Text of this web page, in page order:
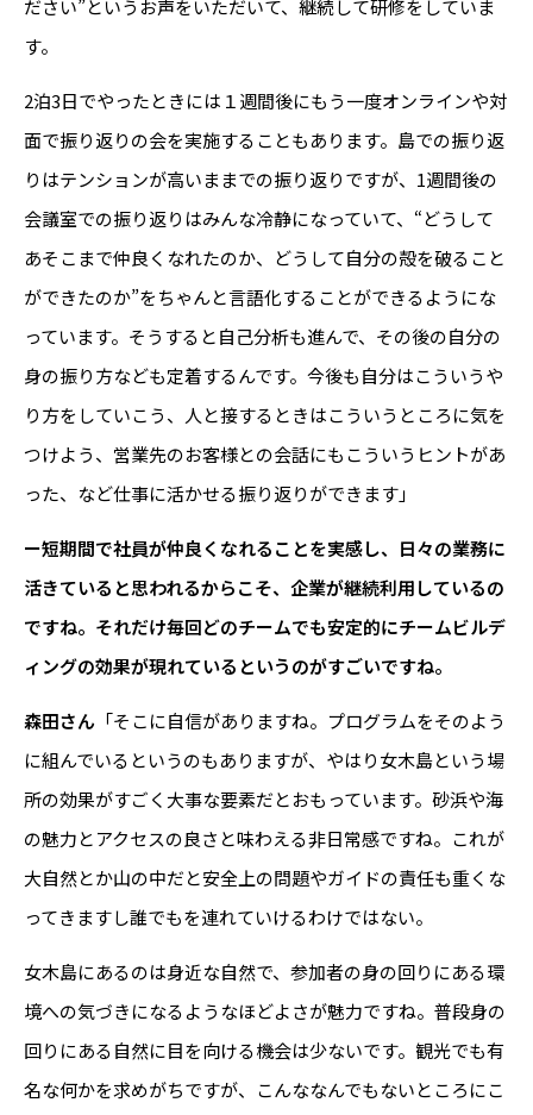
ださい”というお声をいただいて、継続して研修をしていま
す。
2泊3日でやったときには１週間後にもう一度オンラインや対
面で振り返りの会を実施することもあります。島での振り返
りはテンションが高いままでの振り返りですが、1週間後の
会議室での振り返りはみんな冷静になっていて、“どうして
あそこまで仲良くなれたのか、どうして自分の殻を破ること
ができたのか”をちゃんと言語化することができるようにな
っています。そうすると自己分析も進んで、その後の自分の
身の振り方なども定着するんです。今後も自分はこういうや
り方をしていこう、人と接するときはこういうところに気を
つけよう、営業先のお客様との会話にもこういうヒントがあ
った、など仕事に活かせる振り返りができます」
ー短期間で社員が仲良くなれることを実感し、日々の業務に
活きていると思われるからこそ、企業が継続利用しているの
ですね。それだけ毎回どのチームでも安定的にチームビルデ
ィングの効果が現れているというのがすごいですね。
森田さん 「そこに自信がありますね。プログラムをそのよう
に組んでいるというのもありますが、やはり女木島という場
所の効果がすごく大事な要素だとおもっています。砂浜や海
の魅力とアクセスの良さと味わえる非日常感ですね。これが
大自然とか山の中だと安全上の問題やガイドの責任も重くな
ってきますし誰でもを連れていけるわけではない。
女木島にあるのは身近な自然で、参加者の身の回りにある環
境への気づきになるようなほどよさが魅力ですね。普段身の
回りにある自然に目を向ける機会は少ないです。観光でも有
名な何かを求めがちですが、こんななんでもないところにこ